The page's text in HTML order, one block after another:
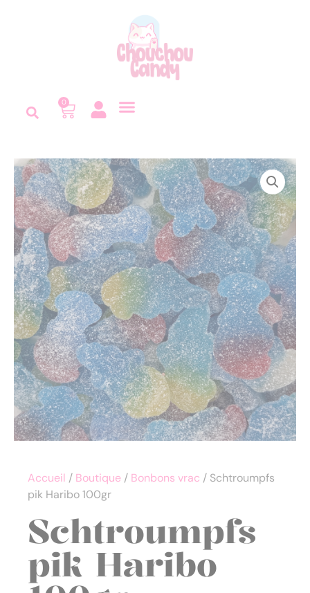
0
Accueil / Boutique / Bonbons vrac / Schtroumpfs
pik Haribo 100gr
Schtroumpfs
pik Haribo